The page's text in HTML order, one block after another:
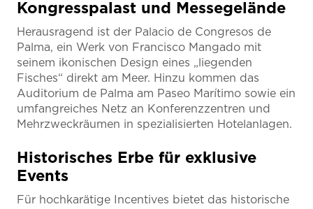
Kongresspalast und Messegelände
Herausragend ist der Palacio de Congresos de
Palma, ein Werk von Francisco Mangado mit
seinem ikonischen Design eines „liegenden
Fisches“ direkt am Meer. Hinzu kommen das
Auditorium de Palma am Paseo Marítimo sowie ein
umfangreiches Netz an Konferenzzentren und
Mehrzweckräumen in spezialisierten Hotelanlagen.
Historisches Erbe für exklusive
Events
Für hochkarätige Incentives bietet das historische